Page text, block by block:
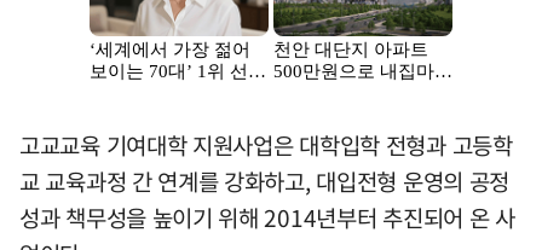
고교교육 기여대학 지원사업은 대학입학 전형과 고등학
교 교육과정 간 연계를 강화하고, 대입전형 운영의 공정
성과 책무성을 높이기 위해 2014년부터 추진되어 온 사